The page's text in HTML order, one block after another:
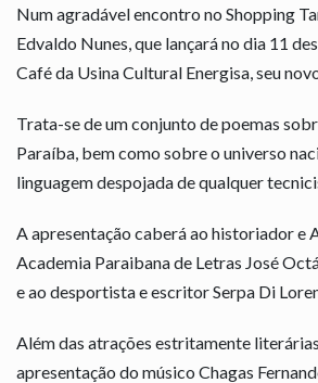
Num agradável encontro no Shopping
Edvaldo Nunes, que lançará no dia 11
Café da Usina Cultural Energisa, seu
Trata-se de um conjunto de poemas
Paraíba, bem como sobre o universo
linguagem despojada de qualquer
A apresentação caberá ao historiador e
Academia Paraibana de Letras José
e ao desportista e escritor Serpa Di
Além das atrações estritamente
apresentação do músico Chagas